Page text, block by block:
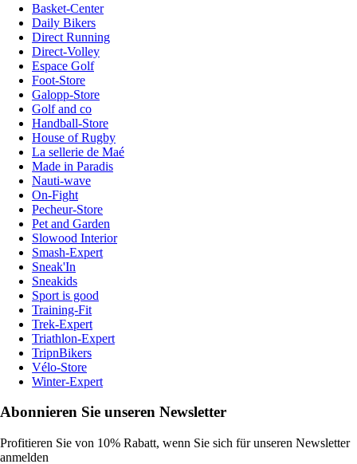
Basket-Center
Daily Bikers
Direct Running
Direct-Volley
Espace Golf
Foot-Store
Galopp-Store
Golf and co
Handball-Store
House of Rugby
La sellerie de Maé
Made in Paradis
Nauti-wave
On-Fight
Pecheur-Store
Pet and Garden
Slowood Interior
Smash-Expert
Sneak'In
Sneakids
Sport is good
Training-Fit
Trek-Expert
Triathlon-Expert
TripnBikers
Vélo-Store
Winter-Expert
Abonnieren Sie unseren Newsletter
Profitieren Sie von 10% Rabatt, wenn Sie sich für unseren Newsletter
anmelden